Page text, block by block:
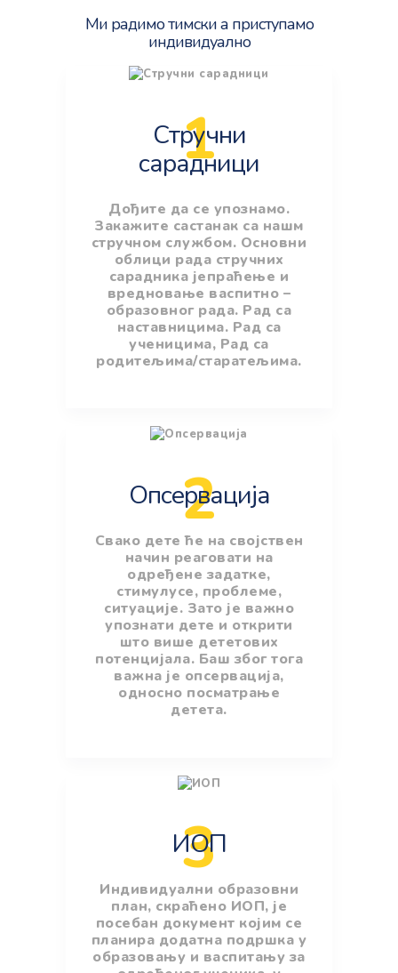
Ми радимо тимскиа приступамо
индивидуално
1
Стручни
сарадници
Дођите да се упознамо.
Закажите састанак са нашм
стручном службом. Основни
облици рада стручних
сарадника јепраћење и
вредновање васпитно –
образовног рада. Рад са
наставницима. Рад са
ученицима, Рад са
родитељима/старатељима.
2
Опсервација
Свако дете ће на својствен
начин реаговати на
одређене задатке,
стимулусе, проблеме,
ситуације. Зато је важно
упознати дете и открити
што више дететових
потенцијала. Баш због тога
важна је опсервација,
односно посматрање
детета.
3
ИОП
Индивидуални образовни
план, скраћено ИОП, је
посебан документ којим се
планира додатна подршка у
образовању и васпитању за